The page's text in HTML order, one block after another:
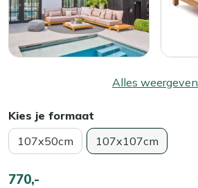
Alles weergeven
Kies je formaat
107x50cm
107x107cm
770,-